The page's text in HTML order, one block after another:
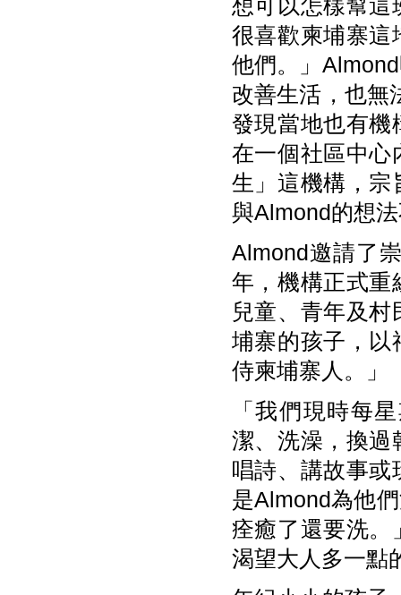
想可以怎樣幫這
很喜歡柬埔寨這
他們。」
改善生活，也無
發現當地也有機
在一個社區中心
生」這機構，宗
與Almond的想
Almond邀請了
年，機構正式重
兒童、青年及
埔寨的孩子，以
侍柬埔寨人。」
「我們現時每
潔、洗澡，換過
唱詩、講故事或
是Almond為他
痊癒了還要洗。
渴望大人多一點